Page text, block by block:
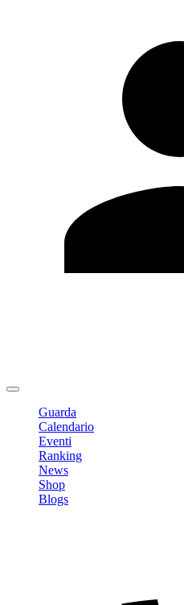
Guarda
Calendario
Eventi
Ranking
News
Shop
Blogs